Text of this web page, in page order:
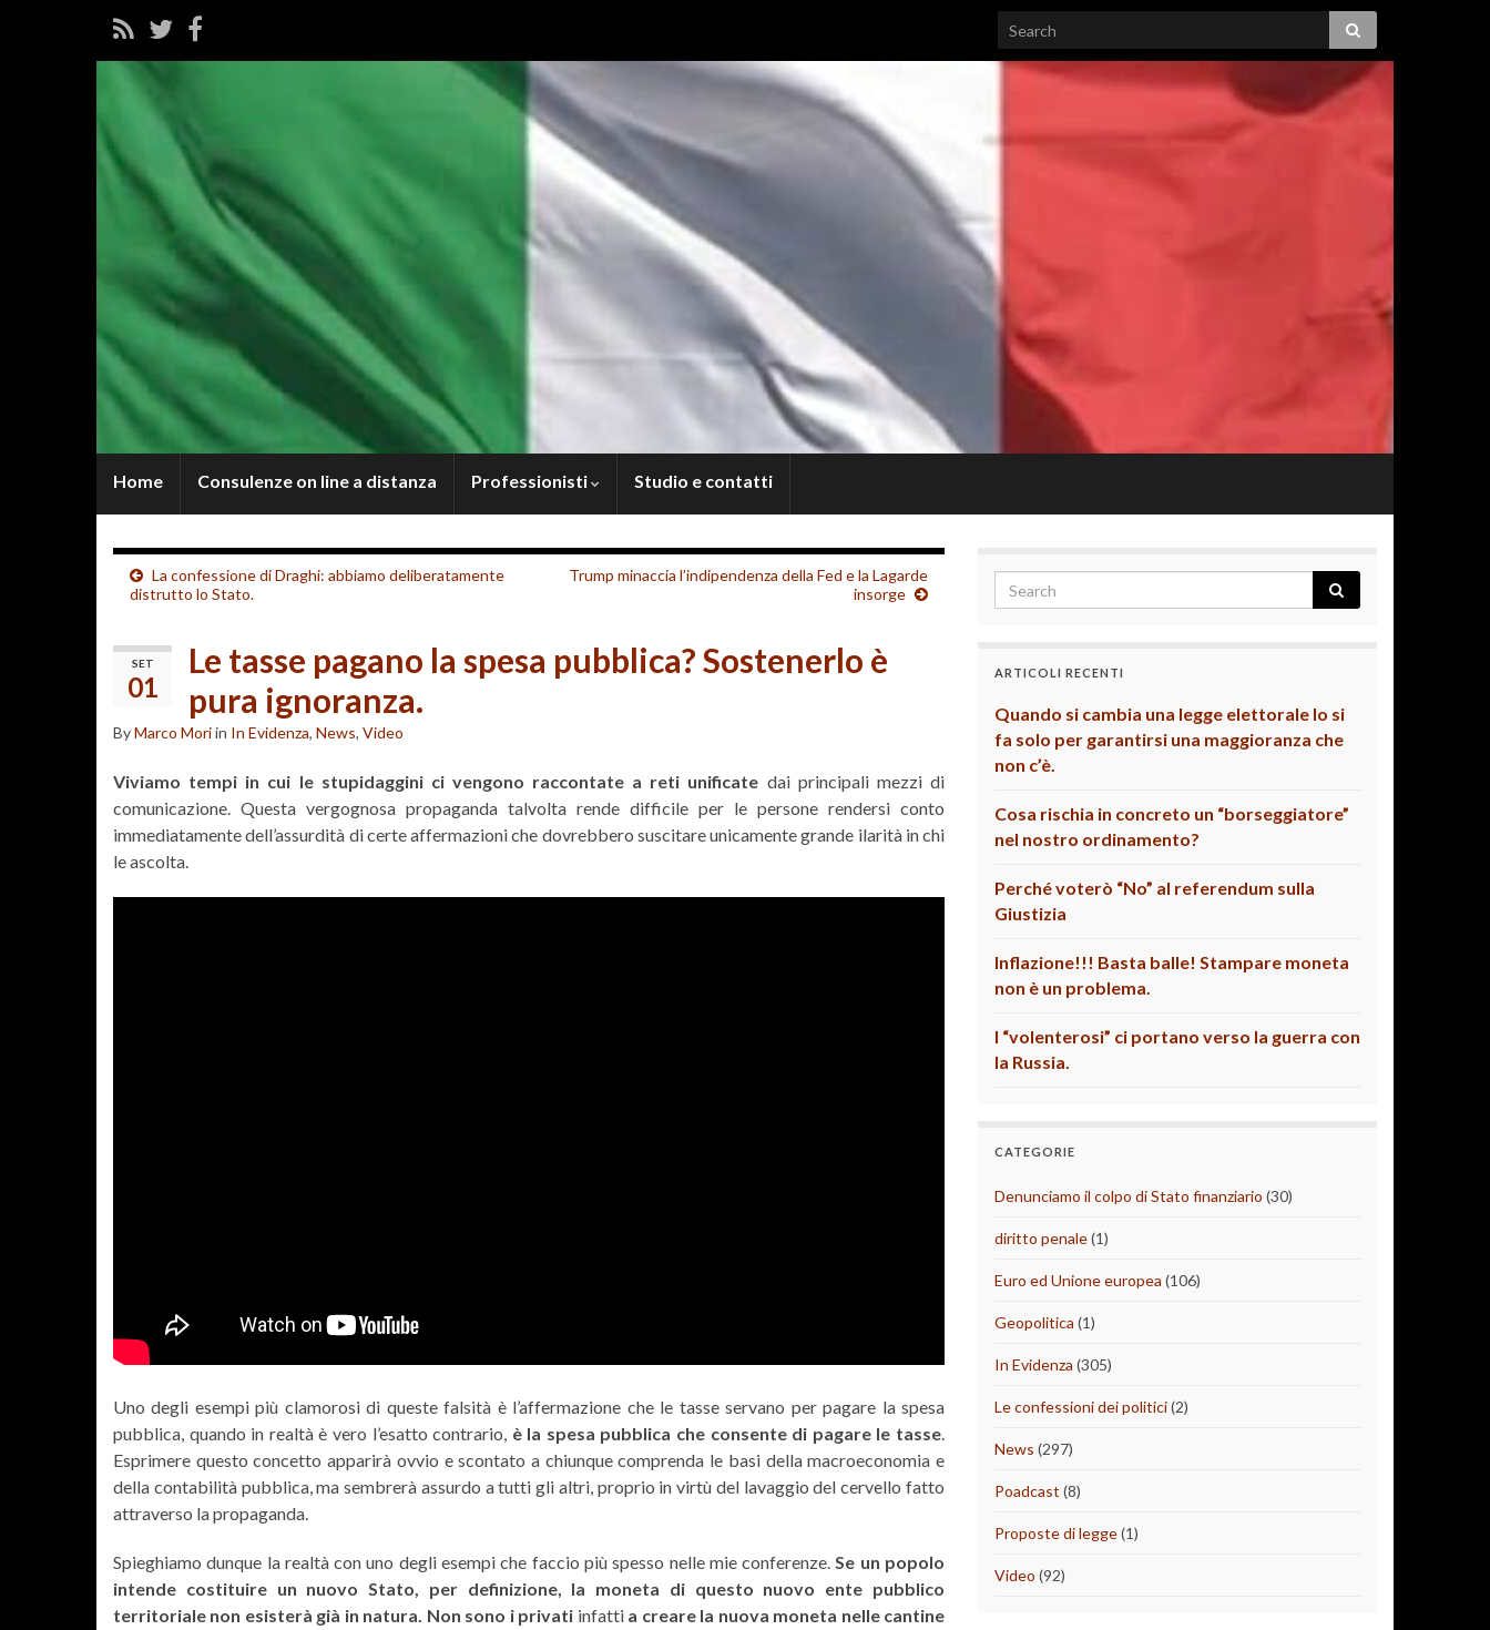
Home Consulenze on line a distanza Professionisti Studio e contatti
La confessione di Draghi: abbiamo deliberatamente
distrutto lo Stato.
Trump minaccia l’indipendenza della Fed e la Lagarde
insorge
SET
01
Le tasse pagano la spesa pubblica? Sostenerlo è
pura ignoranza.
ByMarco Moriin In Evidenza, News, Video
Viviamo tempi in cui le stupidaggini ci vengono raccontate a reti unificate dai principali mezzi di
comunicazione. Questa vergognosa propaganda talvolta rende difficile per le persone rendersi conto
immediatamente dell’assurdità di certe affermazioni che dovrebbero suscitare unicamente grande ilarità in chi
le ascolta.
Uno degli esempi più clamorosi di queste falsità è l’affermazione che le tasse servano per pagare la spesa
pubblica, quando in realtà è vero l’esatto contrario, è la spesa pubblica che consente di pagare le tasse.
Esprimere questo concetto apparirà ovvio e scontato a chiunque comprenda le basi della macroeconomia e
della contabilità pubblica, ma sembrerà assurdo a tutti gli altri, proprio in virtù del lavaggio del cervello fatto
attraverso la propaganda.
Spieghiamo dunque la realtà con uno degli esempi che faccio più spesso nelle mie conferenze.Se un popolo
intende costituire un nuovo Stato, per definizione, la moneta di questo nuovo ente pubblico
territoriale non esisterà già in natura. Non sono i privati infatti a creare la nuova moneta nelle cantine
ARTICOLI RECENTI
Quando si cambia una legge elettorale lo si
fa solo per garantirsi una maggioranza che
non c’è.
Cosa rischia in concreto un “borseggiatore”
nel nostro ordinamento?
Perché voterò “No” al referendum sulla
Giustizia
Inflazione!!! Basta balle! Stampare moneta
non è un problema.
I “volenterosi” ci portano verso la guerra con
la Russia.
CATEGORIE
Denunciamo il colpo di Stato finanziario (30)
diritto penale(1)
Euro ed Unione europea (106)
Geopolitica (1)
In Evidenza (305)
Le confessioni dei politici(2)
News (297)
Poadcast (8)
Proposte di legge(1)
Video (92)